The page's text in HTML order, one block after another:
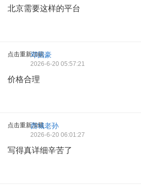
北京需要这样的平台
点击重新加载
邓国豪
2026-6-20 05:57:21
价格合理
点击重新加载西城老孙
2026-6-20 06:01:27
写得真详细辛苦了